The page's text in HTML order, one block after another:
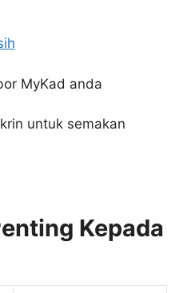
MyKad anda
untuk semakan
Kepada